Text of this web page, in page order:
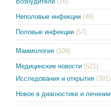
Неполовые инфекции (46)
Половые инфекции (57)
Маммология (109)
Медицинские новости (521)
Исследования и открытия (391)
Новое в диагностике и лечении